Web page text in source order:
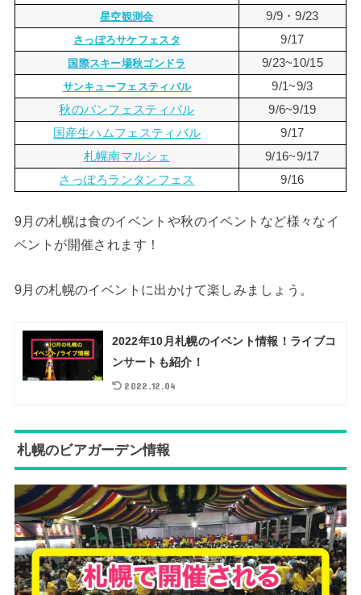
星空観測会 9/9・9/23
さっぽろサケフェスタ 9/17
国際スキー場秋ゴンドラ 9/23~10/15
サンキューフェスティバル
9/1~9/3
秋のパンフェスティバル
9/6~9/19
国産生ハムフェスティバル
9/17
札幌南マルシェ
9/16~9/17
さっぽろランタンフェス
9/16
9月の札幌は食のイベントや秋のイベントなど様々なイ
ベントが開催されます！
9月の札幌のイベントに出かけて楽しみましょう。
2022年10月札幌のイベント情報！ライブコ
ンサートも紹介！
2022.12.04
札幌のビアガーデン情報